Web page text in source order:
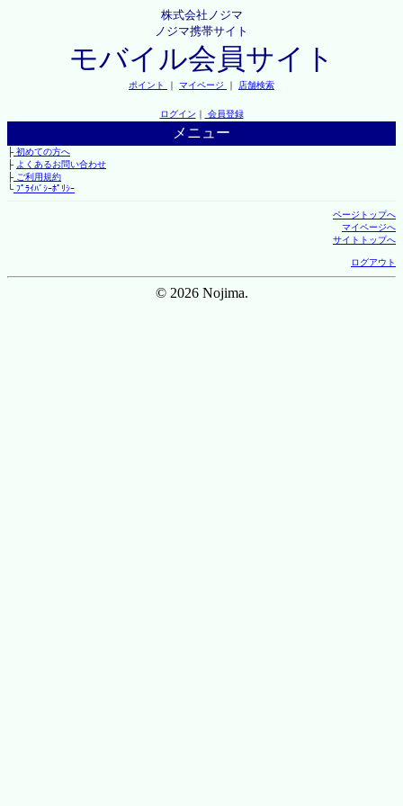
株式会社ノジマ
ノジマ携帯サイト
モバイル会員サイト
ポイント ｜ マイページ ｜ 店舗検索
ログイン ｜ 会員登録
メニュー
├初めての方へ
├ よくあるお問い合わせ
├ご利用規約
└ﾌﾟﾗｲﾊﾞｼｰﾎﾟﾘｼｰ
ページトップへ
マイページへ
サイトトップへ
ログアウト
© 2026 Nojima.